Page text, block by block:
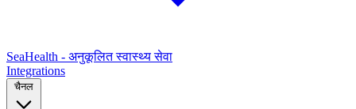
SeaHealth - अनुकूलित स्वास्थ्य सेवा
Integrations
चैनल